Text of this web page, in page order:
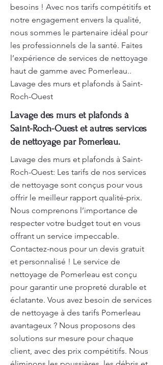
besoins ! Avec nos tarifs compétitifs et
notre engagement envers la qualité,
nous sommes le partenaire idéal pour
les professionnels de la santé. Faites
l’expérience de services de nettoyage
haut de gamme avec Pomerleau..
Lavage des murs et plafonds à Saint-
Roch-Ouest
Lavage des murs et plafonds à
Saint-Roch-Ouest et autres services
de nettoyage par Pomerleau.
Lavage des murs et plafonds à Saint-
Roch-Ouest: Les tarifs de nos services
de nettoyage sont conçus pour vous
offrir le meilleur rapport qualité-prix.
Nous comprenons l’importance de
respecter votre budget tout en vous
offrant un service impeccable.
Contactez-nous pour un devis gratuit
et personnalisé ! Le service de
nettoyage de Pomerleau est conçu
pour garantir une propreté durable et
éclatante. Vous avez besoin de services
de nettoyage à des tarifs Pomerleau
avantageux ? Nous proposons des
solutions sur mesure pour chaque
client, avec des prix compétitifs. Nous